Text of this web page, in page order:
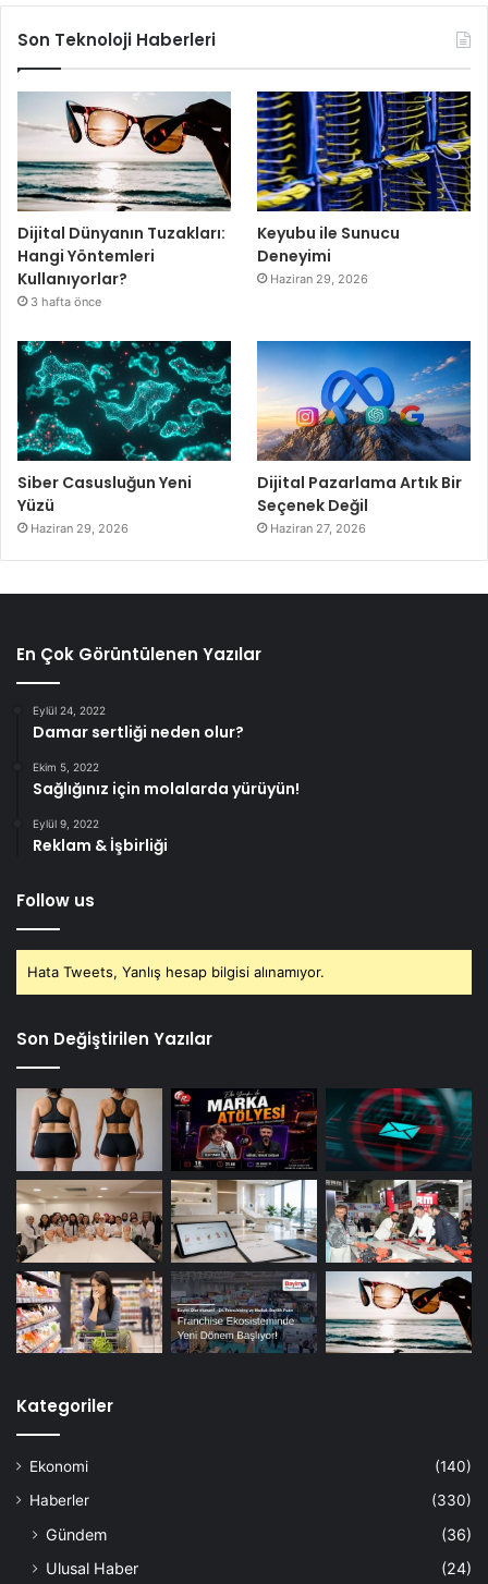
Son Teknoloji Haberleri
Dijital Dünyanın Tuzakları:
Hangi Yöntemleri
Kullanıyorlar?
3 hafta önce
Keyubu ile Sunucu
Deneyimi
Haziran 29, 2026
Siber Casusluğun Yeni
Yüzü
Haziran 29, 2026
Dijital Pazarlama Artık Bir
Seçenek Değil
Haziran 27, 2026
En Çok Görüntülenen Yazılar
Eylül 24, 2022
Damar sertliği neden olur?
Ekim 5, 2022
Sağlığınız için molalarda yürüyün!
Eylül 9, 2022
Reklam & İşbirliği
Follow us
Hata Tweets, Yanlış hesap bilgisi alınamıyor.
Son Değiştirilen Yazılar
Kategoriler
Ekonomi
(140)
Haberler
(330)
Gündem
(36)
Ulusal Haber
(24)